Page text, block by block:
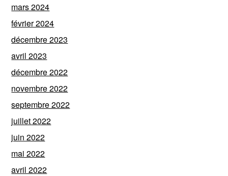
mars 2024
février 2024
décembre 2023
avril 2023
décembre 2022
novembre 2022
septembre 2022
juillet 2022
juin 2022
mai 2022
avril 2022